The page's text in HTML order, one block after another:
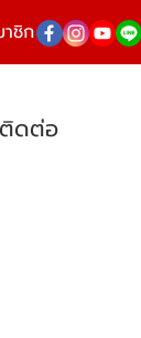
ชิก
ติดต่อ